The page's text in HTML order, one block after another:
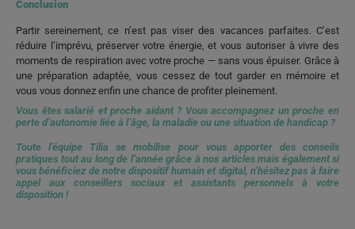
Conclusion
Partir sereinement, ce n’est pas viser des vacances parfaites. C’est
réduire l’imprévu, préserver votre énergie, et vous autoriser à vivre des
moments de respiration avec votre proche — sans vous épuiser. Grâce à
une préparation adaptée, vous cessez de tout garder en mémoire et
vous vous donnez enfin une chance de profiter pleinement.
Vous êtes salarié et proche aidant ? Vous accompagnez un proche en
perte d’autonomie liée à l’âge, la maladie ou une situation de handicap ?
Toute l’équipe Tilia se mobilise pour vous apporter des conseils
pratiques tout au long de l’année grâce à nos articles mais également si
vous bénéficiez de notre dispositif humain et digital, n’hésitez pas à faire
appel aux conseillers sociaux et assistants personnels à votre
disposition !